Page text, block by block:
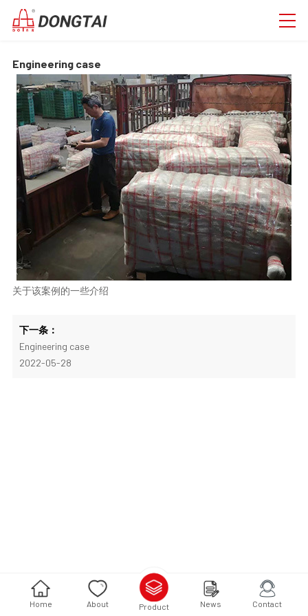
Engineering case
关于该案例的一些介绍
下一条：
Engineering case
2022-05-28
Home About Product News Contact